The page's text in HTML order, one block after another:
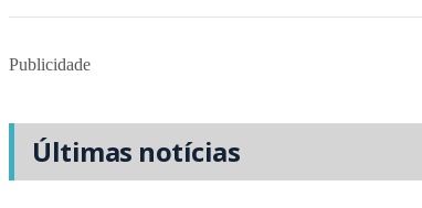
Publicidade
Últimas notícias